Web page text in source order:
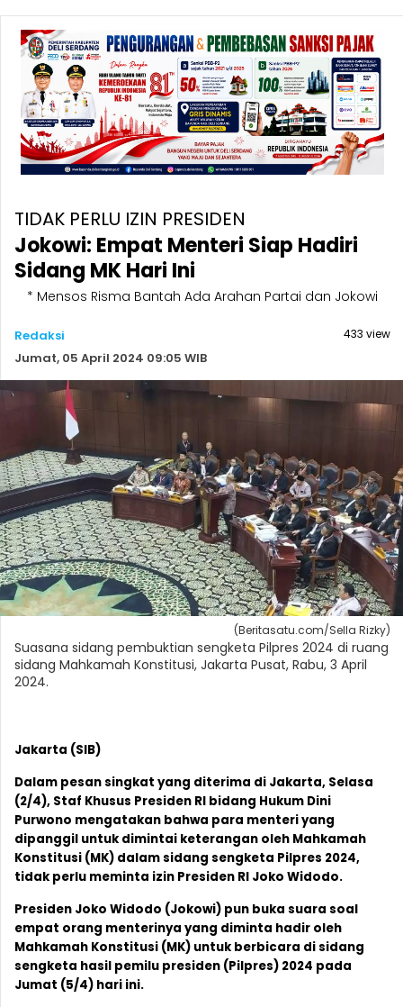
TIDAK PERLU IZIN PRESIDEN
Jokowi: Empat Menteri Siap Hadiri
Sidang MK Hari Ini
* Mensos Risma Bantah Ada Arahan Partai dan Jokowi
Redaksi
Jumat, 05 April 2024 09:05 WIB
433 view
(Beritasatu.com/Sella Rizky)
Suasana sidang pembuktian sengketa Pilpres 2024 di ruang
sidang Mahkamah Konstitusi, Jakarta Pusat, Rabu, 3 April
2024.
Jakarta (SIB)
Dalam pesan singkat yang diterima di Jakarta, Selasa
(2/4), Staf Khusus Presiden RI bidang Hukum Dini
Purwono mengatakan bahwa para menteri yang
dipanggil untuk dimintai keterangan oleh Mahkamah
Konstitusi (MK) dalam sidang sengketa Pilpres 2024,
tidak perlu meminta izin Presiden RI Joko Widodo.
Presiden Joko Widodo (Jokowi) pun buka suara soal
empat orang menterinya yang diminta hadir oleh
Mahkamah Konstitusi (MK) untuk berbicara di sidang
sengketa hasil pemilu presiden (Pilpres) 2024 pada
Jumat (5/4) hari ini.